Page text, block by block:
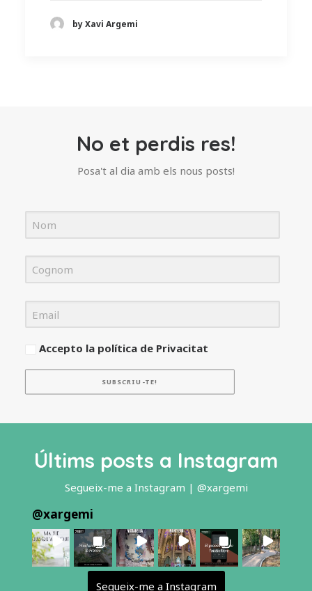
by Xavi Argemi
No et perdis res!
Posa't al dia amb els nous posts!
Accepto la política de Privacitat
SUBSCRIU-TE!
Últims posts a Instagram
Segueix-me a Instagram | @xargemi
@xargemi
Segueix-me a Instagram